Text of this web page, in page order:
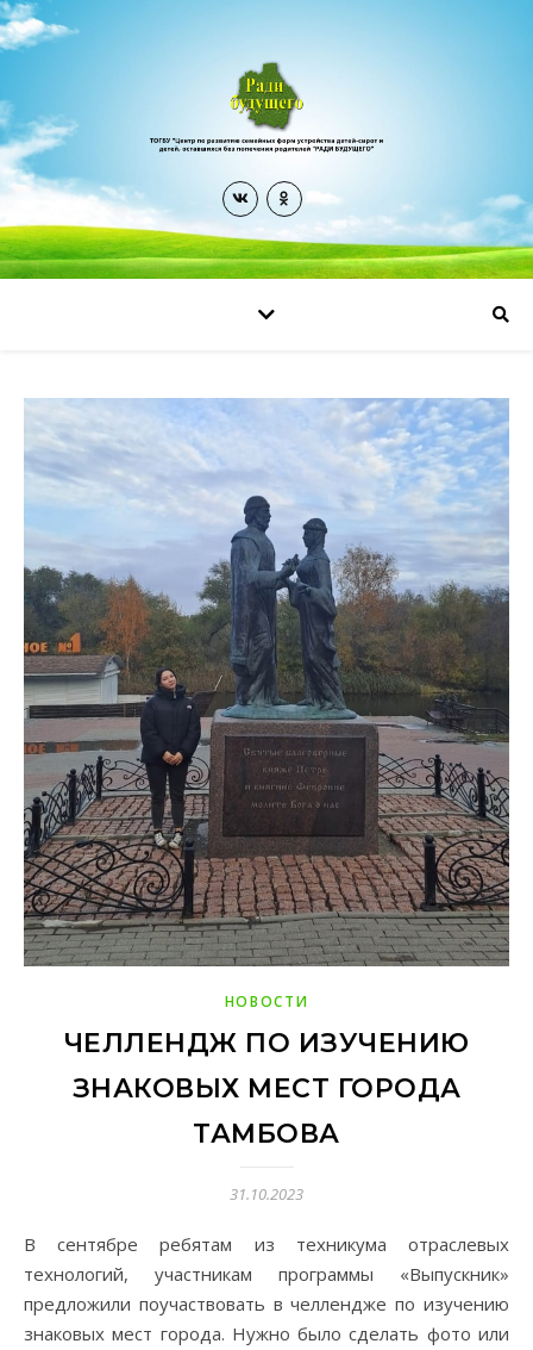
НОВОСТИ
ЧЕЛЛЕНДЖ ПО ИЗУЧЕНИЮ
ЗНАКОВЫХ МЕСТ ГОРОДА
ТАМБОВА
31.10.2023
В сентябре ребятам из техникума отраслевых
технологий, участникам программы «Выпускник»
предложили поучаствовать в челлендже по изучению
знаковых мест города. Нужно было сделать фото или